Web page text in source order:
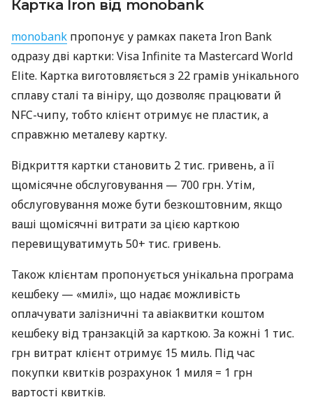
Картка Iron від monobank
monobank пропонує у рамках пакета Iron Bank
одразу дві картки: Visa Infinite та Mastercard World
Elite. Картка виготовляється з 22 грамів унікального
сплаву сталі та вініру, що дозволяє працювати й
NFC-чипу, тобто клієнт отримує не пластик, а
справжню металеву картку.
Відкриття картки становить 2 тис. гривень, а її
щомісячне обслуговування — 700 грн. Утім,
обслуговування може бути безкоштовним, якщо
ваші щомісячні витрати за цією карткою
перевищуватимуть 50+ тис. гривень.
Також клієнтам пропонується унікальна програма
кешбеку — «милі», що надає можливість
оплачувати залізничні та авіаквитки коштом
кешбеку від транзакцій за карткою. За кожні 1 тис.
грн витрат клієнт отримує 15 миль. Під час
покупки квитків розрахунок 1 миля = 1 грн
вартості квитків.